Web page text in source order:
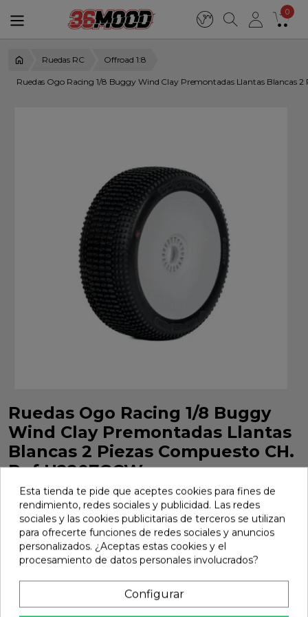
0
Ruedas RC Offroad 1:8
Ruedas Ogo Racing 1/8 Buggy Wind Clay Premontadas Llantas Blancas
Ruedas Ogo Racing 1/8 Buggy
Wind Clay Premontadas Llantas
Blancas 2 Piezas Compuesto CH.
Ref H2207GCW
Ruedas Ogo Racing 1/8 Buggy Wind Clay Premontadas
Llantas Blancas 2 Piezas Compuesto CH. Ref H2207GCW
Marca: Ogo Racing Ref: H2207GCW
21,01 €
Añadir
Esta tienda te pide que aceptes cookies para fines de
rendimiento, redes sociales y publicidad. Las redes
sociales y las cookies publicitarias de terceros se utilizan
para ofrecerte funciones de redes sociales y anuncios
personalizados. ¿Aceptas estas cookies y el
procesamiento de datos personales involucrados?
Configurar